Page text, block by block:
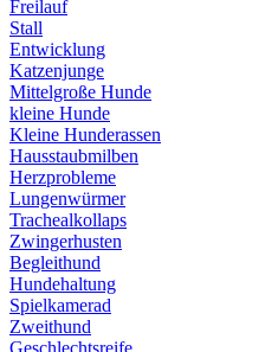
Freilauf
Stall
Entwicklung
Katzenjunge
Mittelgroße Hunde
kleine Hunde
Kleine Hunderassen
Hausstaubmilben
Herzprobleme
Lungenwürmer
Trachealkollaps
Zwingerhusten
Begleithund
Hundehaltung
Spielkamerad
Zweithund
Geschlechtsreife